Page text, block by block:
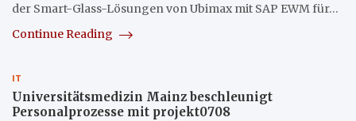
der Smart-Glass-Lösungen von Ubimax mit SAP EWM für…
Continue Reading
IT
Universitätsmedizin Mainz beschleunigt
Personalprozesse mit projekt0708